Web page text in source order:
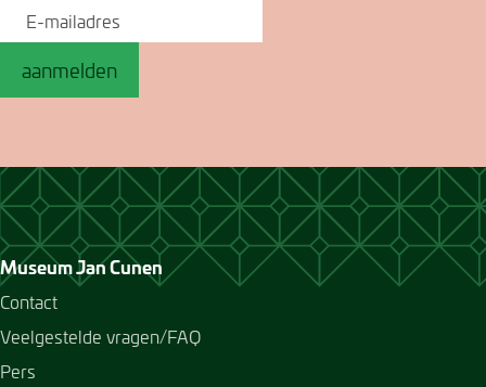
aanmelden
Museum Jan Cunen
Contact
Veelgestelde vragen/FAQ
Pers